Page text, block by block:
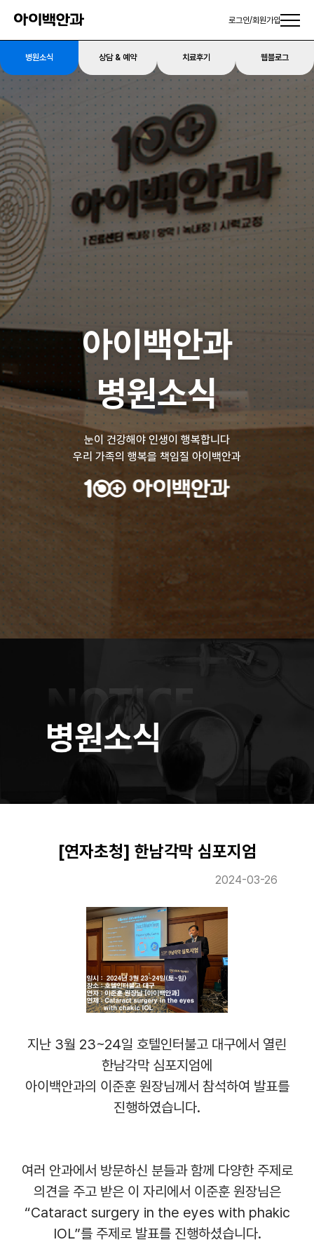
로그인/회원가입
아이백안과
병원소식
눈이 건강해야 인생이 행복합니다
우리 가족의 행복을 책임질 아이백안과
병원소식 상담 & 예약 치료후기 웹블로그
[연자초청] 한남각막 심포지엄
2024-03-26
지난 3월 23~24일 호텔인터불고 대구에서 열린
한남각막 심포지엄에
아이백안과의 이준훈 원장님께서 참석하여 발표를
진행하였습니다.
여러 안과에서 방문하신 분들과 함께 다양한 주제로
의견을 주고 받은 이 자리에서 이준훈 원장님은
“Cataract surgery in the eyes with phakic
IOL”를 주제로 발표를 진행하셨습니다.